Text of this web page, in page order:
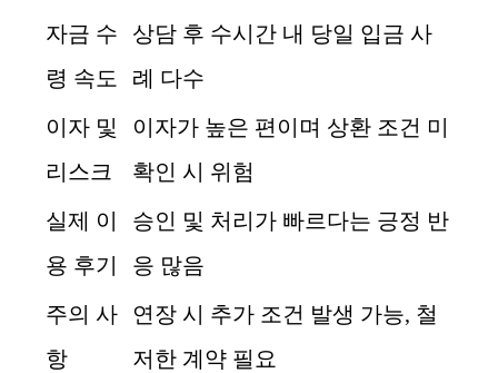
자금 수
령 속도
상담 후 수시간 내 당일 입금 사
례 다수
이자 및
리스크
이자가 높은 편이며 상환 조건 미
확인 시 위험
실제 이
용 후기
승인 및 처리가 빠르다는 긍정 반
응 많음
주의 사
항
연장 시 추가 조건 발생 가능, 철
저한 계약 필요